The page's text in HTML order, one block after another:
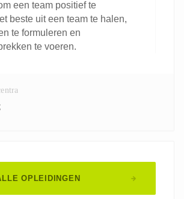
een team positief te
beste uit een team te halen,
te formuleren en
te voeren.
OPLEIDINGEN